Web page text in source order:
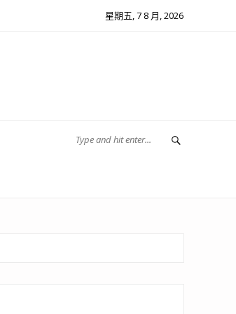
星期五, 7 8 月, 2026